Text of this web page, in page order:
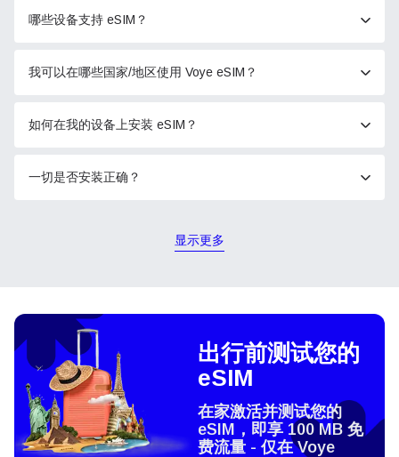
哪些设备支持 eSIM？
我可以在哪些国家/地区使用 Voye eSIM？
如何在我的设备上安装 eSIM？
一切是否安装正确？
显示更多
出行前测试您的
eSIM
在家激活并测试您的
eSIM，即享 100 MB 免
费流量 - 仅在 Voye